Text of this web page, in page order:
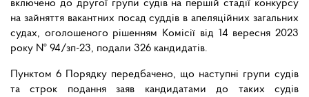
включено до другої групи судів на першій стадії конкурсу
на зайняття вакантних посад суддів в апеляційних загальних
судах, оголошеного рішенням Комісії від 14 вересня 2023
року № 94/зп-23, подали 326 кандидатів.
Пунктом 6 Порядку передбачено, що наступні групи судів
та строк подання заяв кандидатами до таких судів